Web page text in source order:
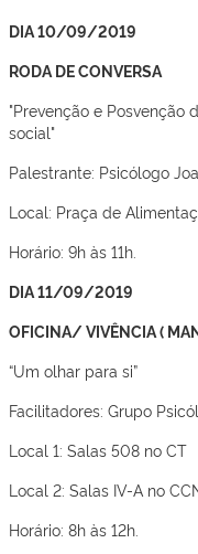
DIA 10/09/2019
RODA DE CONVERSA
"Prevenção e Posvenção
social"
Palestrante: Psicólogo
Local: Praça de
Horário: 9h às 11h.
DIA 11/09/2019
OFICINA/ VIVÊNCIA (
“Um olhar para si”
Facilitadores: Grupo
Local 1: Salas 508 no
Local 2: Salas IV-A no
Horário: 8h às 12h.